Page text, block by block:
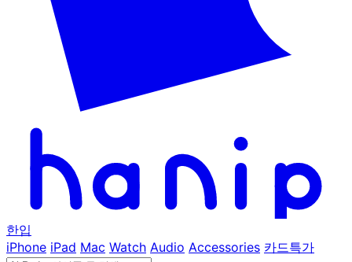
한입
iPhone iPad Mac Watch Audio Accessories 카드특가